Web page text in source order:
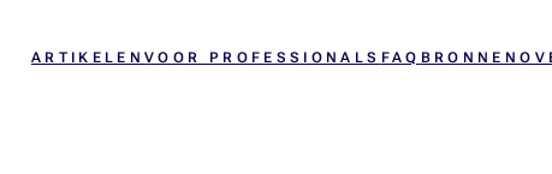
ARTIKELENVOOR PROFESSIONALS FAQ BRONNEN